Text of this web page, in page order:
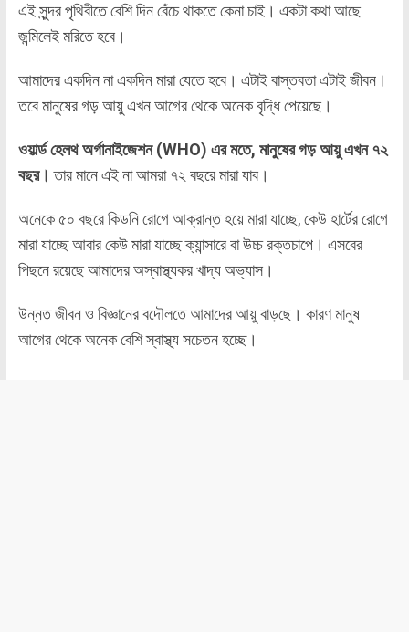
এই সুন্দর পৃথিবীতে বেশি দিন বেঁচে থাকতে কেনা চাই। একটা কথা আছে
জন্মিলেই মরিতে হবে।
আমাদের একদিন না একদিন মারা যেতে হবে। এটাই বাস্তবতা এটাই জীবন।
তবে মানুষের গড় আয়ু এখন আগের থেকে অনেক বৃদ্ধি পেয়েছে।
ওয়ার্ল্ড হেলথ অর্গানাইজেশন (WHO) এর মতে, মানুষের গড় আয়ু এখন ৭২
বছর। তার মানে এই না আমরা ৭২ বছরে মারা যাব।
অনেকে ৫০ বছরে কিডনি রোগে আক্রান্ত হয়ে মারা যাচ্ছে, কেউ হার্টের রোগে
মারা যাচ্ছে আবার কেউ মারা যাচ্ছে ক্যান্সারে বা উচ্চ রক্তচাপে। এসবের
পিছনে রয়েছে আমাদের অস্বাস্থ্যকর খাদ্য অভ্যাস।
উন্নত জীবন ও বিজ্ঞানের বদৌলতে আমাদের আয়ু বাড়ছে। কারণ মানুষ
আগের থেকে অনেক বেশি স্বাস্থ্য সচেতন হচ্ছে।